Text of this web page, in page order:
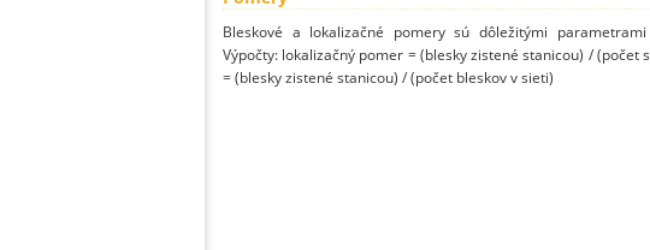
Bleskové a lokalizačné pomery sú dôležitými
Výpočty: lokalizačný pomer = (blesky zistené stanicou) / (počet
= (blesky zistené stanicou) / (počet bleskov v sieti)